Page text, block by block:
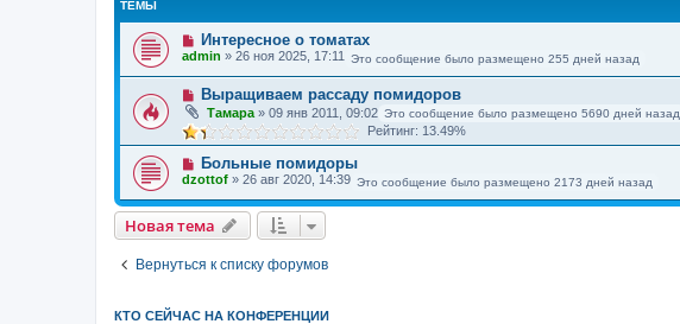
ТЕМЫ
Интересное о томатах
admin » 26 ноя 2025, 17:11 Это сообщение было размещено 255 дней назад
Выращиваем рассаду помидоров
Тамара » 09 янв 2011, 09:02 Это сообщение было размещено 5690 дней назад
Рейтинг: 13.49%
Больные помидоры
dzottof » 26 авг 2020, 14:39 Это сообщение было размещено 2173 дней назад
Новая тема
Вернуться к списку форумов
КТО СЕЙЧАС НА КОНФЕРЕНЦИИ